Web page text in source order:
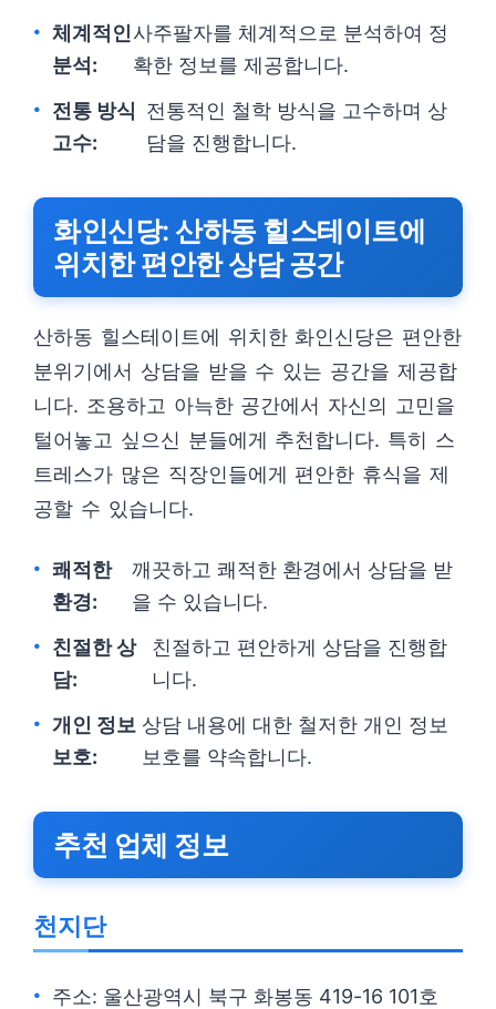
체계적인
분석:
사주팔자를 체계적으로 분석하여 정
확한 정보를 제공합니다.
전통 방식
고수:
전통적인 철학 방식을 고수하며 상
담을 진행합니다.
화인신당: 산하동 힐스테이트에
위치한 편안한 상담 공간
산하동 힐스테이트에 위치한 화인신당은 편안한
분위기에서 상담을 받을 수 있는 공간을 제공합
니다. 조용하고 아늑한 공간에서 자신의 고민을
털어놓고 싶으신 분들에게 추천합니다. 특히 스
트레스가 많은 직장인들에게 편안한 휴식을 제
공할 수 있습니다.
쾌적한
환경:
깨끗하고 쾌적한 환경에서 상담을 받
을 수 있습니다.
친절한 상
담:
친절하고 편안하게 상담을 진행합
니다.
개인 정보
보호:
상담 내용에 대한 철저한 개인 정보
보호를 약속합니다.
추천 업체 정보
천지단
주소: 울산광역시 북구 화봉동 419-16 101호